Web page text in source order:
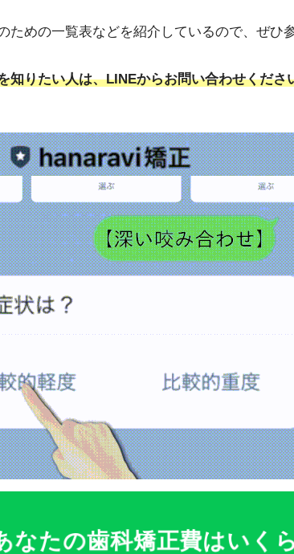
ための一覧表などを紹介しているので、ぜひ
知りたい人は、LINEからお問い合わせくださ
なたの歯科矯正費はいく